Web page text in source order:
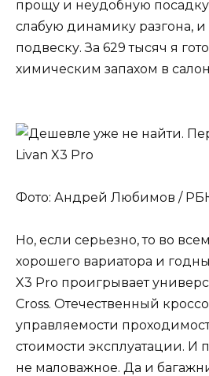
прощу и неудобную
слабую динамику разгона,
подвеску. За 629 тысяч я
химическим запахом в
Фото: Андрей Любимов /
Но, если серьезно, то во
хорошего вариатора и
X3 Pro проигрывает
Cross. Отечественный
управляемости
стоимости эксплуатации. И
не маловажное. Да и